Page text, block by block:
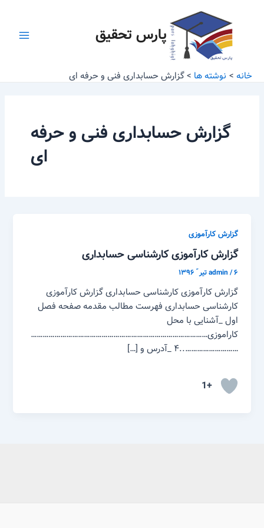
پارس تحقیق
خانه نوشته ها گزارش حسابداری فنی و حرفه ای
گزارش حسابداری فنی و حرفه
ای
گزارش کارآموزی
گزارش کارآموزی کارشناسی حسابداری
admin/۶ تیر ّ ۱۳۹۶
گزارش کارآموزی کارشناسی حسابداری گزارش کارآموزی
کارشناسی حسابداری فهرست مطالب مقدمه صفحه فصل
اول _آشنایی با محل
کاراموزی………………………………………………………………………………
………………………..۴ _آدرس و […]
+1